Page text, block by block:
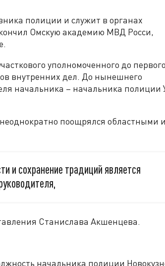
полиции и служит в органах
Омскую академию МВД Росси,
уполномоченного до первого
внутренних дел. До нынешнего
начальника – начальника
поощрялся областными и
и сохранение традиций является
Станислава Акшенцева.
начальника полиции